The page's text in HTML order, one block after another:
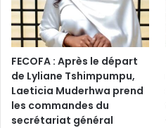
FECOFA : Après le départ
de Lyliane Tshimpumpu,
Laeticia Muderhwa prend
les commandes du
secrétariat général